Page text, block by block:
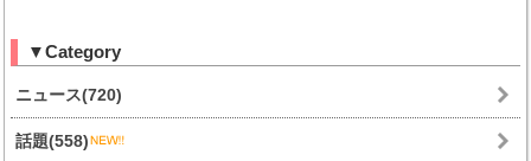
▼Category
ニュース(720)
話題(558)